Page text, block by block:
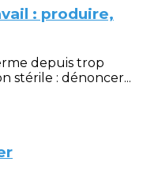
: produire,
depuis trop
stérile : dénoncer...